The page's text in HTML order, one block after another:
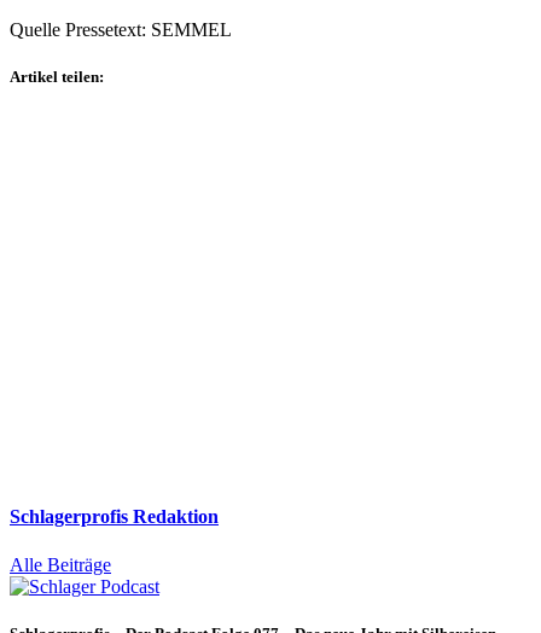
Quelle Pressetext: SEMMEL
Artikel teilen:
Schlagerprofis Redaktion
Alle Beiträge